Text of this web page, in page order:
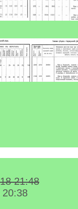
21:48
20:38